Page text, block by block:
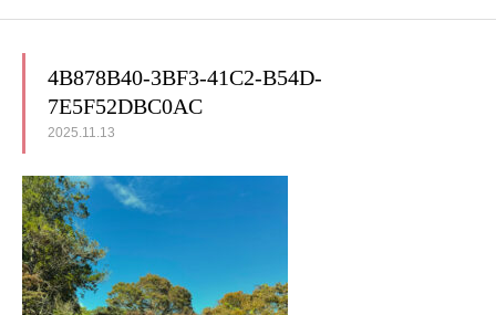
4B878B40-3BF3-41C2-B54D-
7E5F52DBC0AC
2025.11.13